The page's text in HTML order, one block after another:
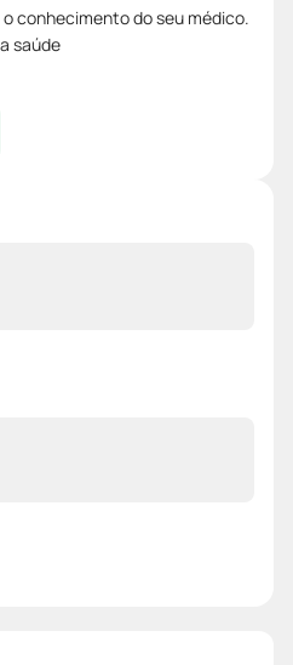
conhecimento do seu médico.
saúde